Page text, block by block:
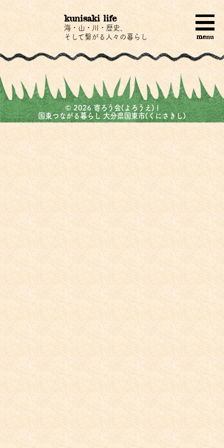
kunisaki life
海・山・川・歴史、
そして繋がる人々の暮らし
menu
©2026 寄ろう会(よろうえ) |
国東つながる暮らし 大分県国東市(くにさきし)